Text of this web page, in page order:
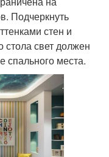
Подчеркнуть
стен и
стола свет должен
спального места.